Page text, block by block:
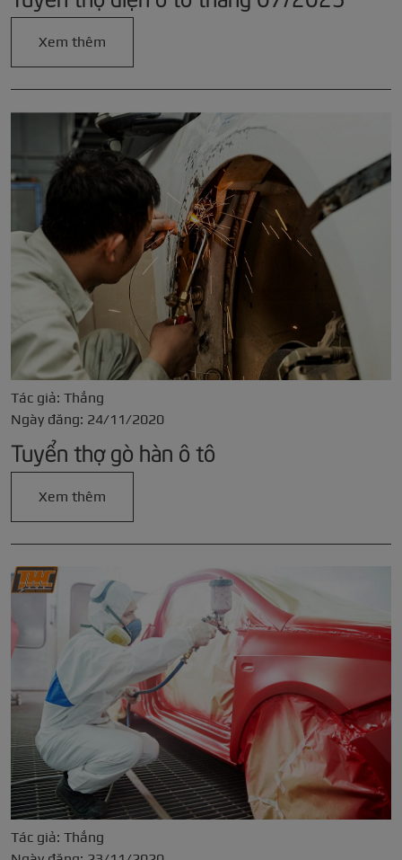
Xem thêm
Tác giả: Thắng
Ngày đăng: 24/11/2020
Tuyển thợ gò hàn ô tô
Xem thêm
Tác giả: Thắng